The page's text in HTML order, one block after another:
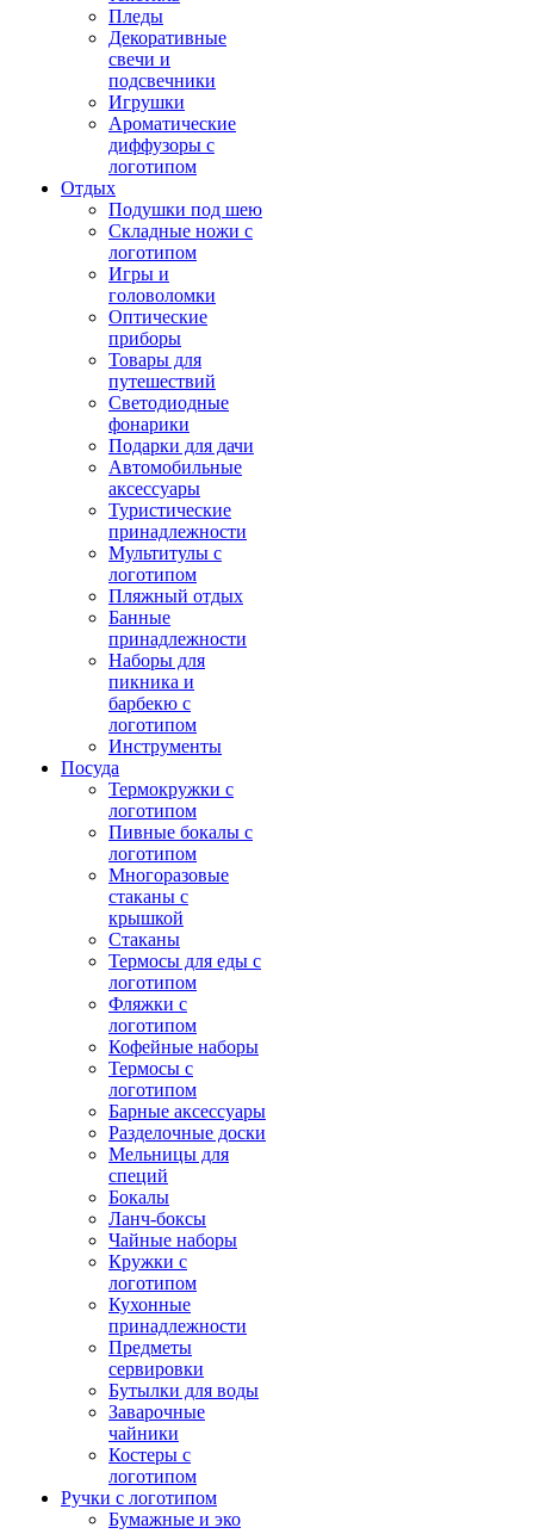
Пледы
Декоративные
свечи и
подсвечники
Игрушки
Ароматические
диффузоры с
логотипом
Отдых
Подушки под шею
Складные ножи с
логотипом
Игры и
головоломки
Оптические
приборы
Товары для
путешествий
Светодиодные
фонарики
Подарки для дачи
Автомобильные
аксессуары
Туристические
принадлежности
Мультитулы с
логотипом
Пляжный отдых
Банные
принадлежности
Наборы для
пикника и
барбекю с
логотипом
Инструменты
Посуда
Термокружки с
логотипом
Пивные бокалы с
логотипом
Многоразовые
стаканы с
крышкой
Стаканы
Термосы для еды с
логотипом
Фляжки с
логотипом
Кофейные наборы
Термосы с
логотипом
Барные аксессуары
Разделочные доски
Мельницы для
специй
Бокалы
Ланч-боксы
Чайные наборы
Кружки с
логотипом
Кухонные
принадлежности
Предметы
сервировки
Бутылки для воды
Заварочные
чайники
Костеры с
логотипом
Ручки с логотипом
Бумажные и эко